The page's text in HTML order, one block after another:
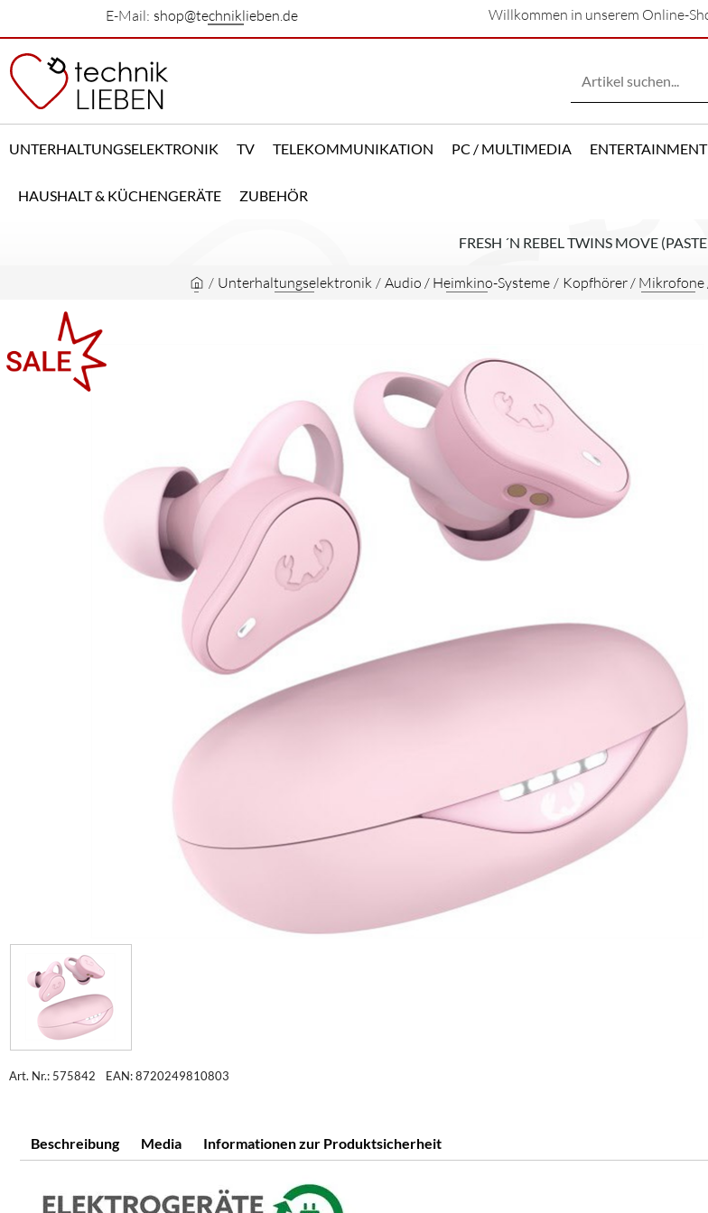
E-Mail: shop@techniklieben.de Willkommen in unserem Online-
UNTERHALTUNGSELEKTRONIK TV TELEKOMMUNIKATION PC / MULTIMEDIA ENTERTAINMENT
HAUSHALT & KÜCHENGERÄTE ZUBEHÖR
FRESH ´N REBEL TWINS MOVE
/ Unterhaltungselektronik / Audio / Heimkino-Systeme / Kopfhörer / Mikrofone
Art. Nr.: 575842 EAN: 8720249810803
Beschreibung Media Informationen zur Produktsicherheit